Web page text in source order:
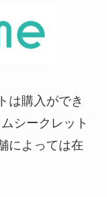
は購入ができ
シークレット
によっては在